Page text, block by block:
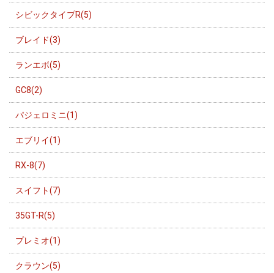
シビックタイプR(5)
ブレイド(3)
ランエボ(5)
GC8(2)
パジェロミニ(1)
エブリイ(1)
RX-8(7)
スイフト(7)
35GT-R(5)
プレミオ(1)
クラウン(5)